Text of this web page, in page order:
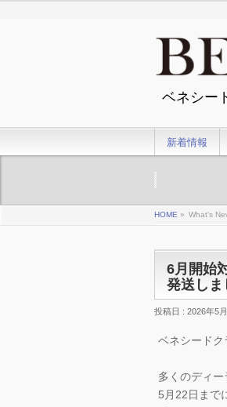
ベネシー
新着情報
HOME » What's
6月開始
発送しま
投稿日 : 2026年5
ベネシードク
多くのディ
5月22日まで